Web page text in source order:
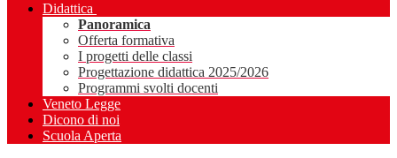
Didattica
Panoramica
Offerta formativa
I progetti delle classi
Progettazione didattica 2025/2026
Programmi svolti docenti
Veneto Legge
Dicono di noi
Scuola Aperta